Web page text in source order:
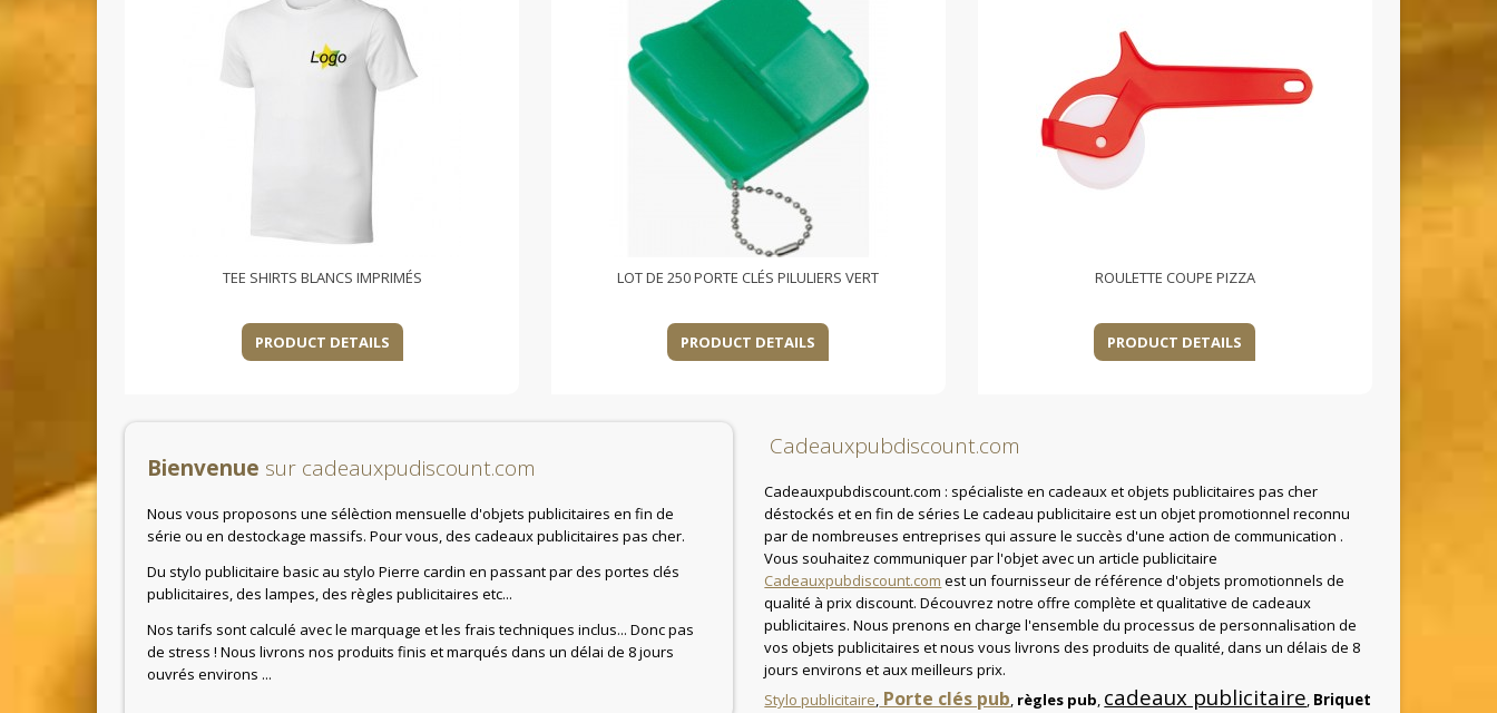
TEE SHIRTS BLANCS IMPRIMÉS
PRODUCT DETAILS
LOT DE 250 PORTE CLÉS PILULIERS VERT
PRODUCT DETAILS
ROULETTE COUPE PIZZA
PRODUCT DETAILS
Bienvenue sur cadeauxpudiscount.com
Nous vous proposons une sélèction mensuelle d'objets publicitaires en fin de
série ou en destockage massifs. Pour vous, des cadeaux publicitaires pas cher.
Du stylo publicitaire basic au stylo Pierre cardin en passant par des portes clés
publicitaires, des lampes, des règles publicitaires etc...
Nos tarifs sont calculé avec le marquage et les frais techniques inclus... Donc pas
de stress ! Nous livrons nos produits finis et marqués dans un délai de 8 jours
ouvrés environs ...
Cadeauxpubdiscount.com
Cadeauxpubdiscount.com : spécialiste en cadeaux et objets publicitaires pas cher
déstockés et en fin de séries Le cadeau publicitaire est un objet promotionnel reconnu
par de nombreuses entreprises qui assure le succès d'une action de communication .
Vous souhaitez communiquer par l'objet avec un article publicitaire
Cadeauxpubdiscount.com est un fournisseur de référence d'objets promotionnels de
qualité à prix discount. Découvrez notre offre complète et qualitative de cadeaux
publicitaires. Nous prenons en charge l'ensemble du processus de personnalisation de
vos objets publicitaires et nous vous livrons des produits de qualité, dans un délais de 8
jours environs et aux meilleurs prix.
Stylo publicitaire, Porte clés pub, règles pub, cadeaux publicitaire, Briquet